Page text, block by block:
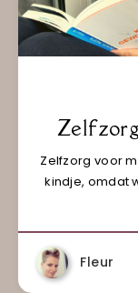
Zelfzorg voor
kindje, omdat
Fleur